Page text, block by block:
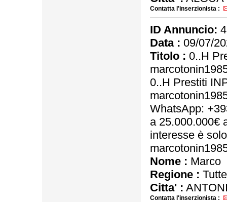
Contatta l'inserzionista :
ID Annuncio:
Data : 09/07/
Titolo : 0..H
0..H Prestiti
WhatsApp:
a 25.000.000€
interesse è
Nome : Marco
Regione :
Citta' :
Contatta l'inserzionista :